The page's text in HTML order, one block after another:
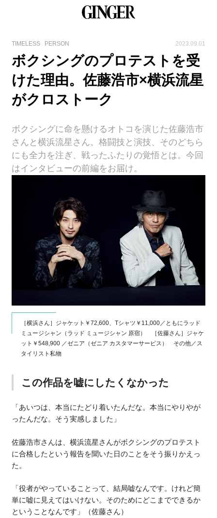
TIMELESS PERSON 2023.09.01
ボクシングのプロテストを受
けた理由。佐藤浩市×横浜流星
がクロストーク
ボクシングに命を懸けるオトコを演じた佐藤浩市
さんと横浜流星さん。格闘技と演技、そのどちら
にも全力を注ぎ、戦ったふたりの覚悟とは。今回
はインタビューの前編をお届け。
［横浜さん］ジャケット￥72,600、Tシャツ￥11,000／ともにラッド
ミュージシャン（ラッド ミュージシャン 原宿） ［佐藤さん］ジャケ
ット￥548,900 ／ゼニア（ゼニア カスタマーサービス） その他／ス
タイリスト私物
この作品を嘘にしたくなかった
「あいつは、本当にたどり着いたんだな。本当にやりやが
ったんだな。そう実感しました」
佐藤浩市さんは、横浜流星さんがボクシングのプロテスト
に合格したという報告を聞いた日のことをそう振りかえっ
た。
「役者がやっていることって、結局嘘なんです。けれど簡
単に嘘に見えてはいけない。そのためにどこまでできるか
ということなんです」（佐藤さん）